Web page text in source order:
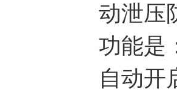
动泄压
功能是
自动开